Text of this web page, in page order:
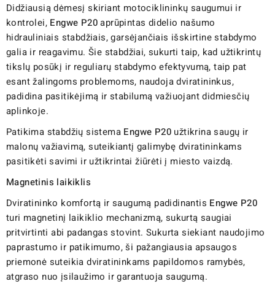
Didžiausią dėmesį skiriant motociklininkų saugumui ir
kontrolei, Engwe P20aprūpintas didelio našumo
hidrauliniais stabdžiais, garsėjančiais išskirtine stabdymo
galia ir reagavimu. Šie stabdžiai, sukurti taip, kad užtikrintų
tikslų posūkį ir reguliarų stabdymo efektyvumą, taip pat
esant žalingoms problemoms, naudoja dviratininkus,
padidina pasitikėjimą ir stabilumą važiuojant didmiesčių
aplinkoje.
Patikima stabdžių sistema Engwe P20 užtikrina saugų ir
malonų važiavimą, suteikiantį galimybę dviratininkams
pasitikėti savimi ir užtikrintai žiūrėti į miesto vaizdą.
Magnetinis laikiklis
Dviratininko komfortą ir saugumą padidinantis Engwe P20
turi magnetinį laikiklio mechanizmą, sukurtą saugiai
pritvirtinti abi padangas stovint. Sukurta siekiant naudojimo
paprastumo ir patikimumo, ši pažangiausia apsaugos
priemonė suteikia dviratininkams papildomos ramybės,
atgraso nuo įsilaužimo ir garantuoja saugumą.